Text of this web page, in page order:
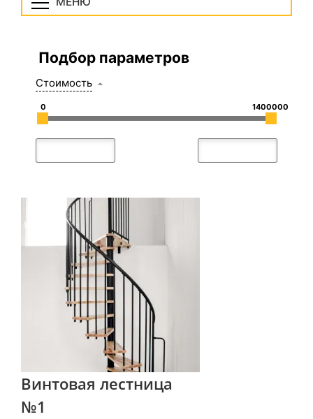
Подбор параметров
Стоимость
0 1400000
Винтовая лестница
№1